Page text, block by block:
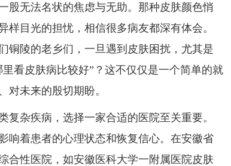
股无法名状的焦虑与无助。那种皮肤颜色悄
样目光的担忧，相信很多病友都深有体会。
铜陵的老乡们，一旦遇到皮肤困扰，尤其是
看皮肤病比较好”？这不仅仅是一个简单的就
对未来的殷切期盼。
复杂疾病，选择一家合适的医院至关重要。
响着患者的心理状态和恢复信心。在安徽省
合性医院，如安徽医科大学一附属医院皮肤